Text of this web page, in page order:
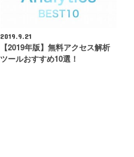
2019.9.21
【2019年版】無料アクセス解析
ツールおすすめ10選！